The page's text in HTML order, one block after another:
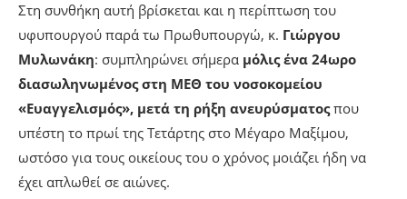
Στη συνθήκη αυτή βρίσκεται και η περίπτωση του
υφυπουργού παρά τω Πρωθυπουργώ, κ. Γιώργου
Μυλωνάκη: συμπληρώνει σήμερα μόλις ένα 24ωρο
διασωληνωμένος στη ΜΕΘ του νοσοκομείου
«Ευαγγελισμός», μετά τη ρήξη ανευρύσματοςπου
υπέστη το πρωί της Τετάρτης στο Μέγαρο Μαξίμου,
ωστόσο για τους οικείους του ο χρόνος μοιάζει ήδη να
έχει απλωθεί σε αιώνες.